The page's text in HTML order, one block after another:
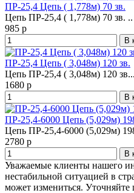
ПР-25,4 Цепь ( 1,778м) 70 зв.
Цепь ПР-25,4 ( 1,778м) 70 зв. ..
985 р
В
ПР-25,4 Цепь ( 3,048м) 120 зв.
Цепь ПР-25,4 ( 3,048м) 120 зв...
1680 р
В
ПР-25,4-6000 Цепь (5,029м)
Цепь ПР-25,4-6000 (5,029м)
2780 р
В
Уважаемые клиенты нашего
нестабильной ситуацией в
может измениться. Уточняйте